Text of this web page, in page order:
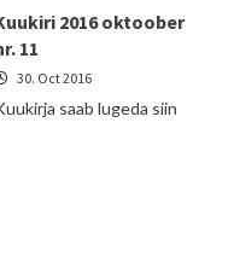
2016 oktoober
11
30. Oct 2016
saab lugeda siin